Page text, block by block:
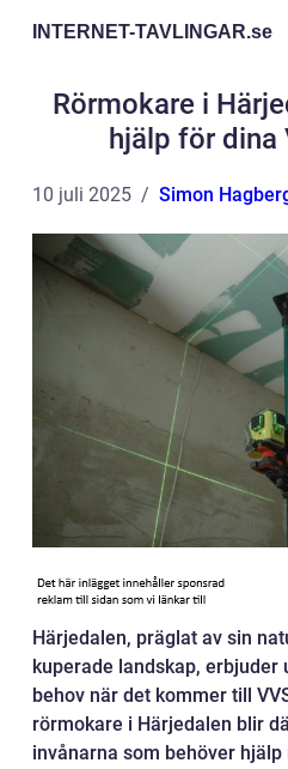
INTERNET-TAVLINGAR.se
Rörmokare i
hjälp för dina
10 juli 2025 Simon
Härjedalen, präglat av sin
kuperade landskap, erbjuder
behov när det kommer till
rörmokare i Härjedalen blir
invånarna som behöver